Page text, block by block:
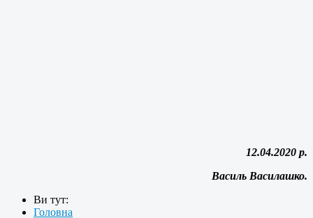
12.04.2020 р.
Василь Василашко.
Ви тут:
Головна